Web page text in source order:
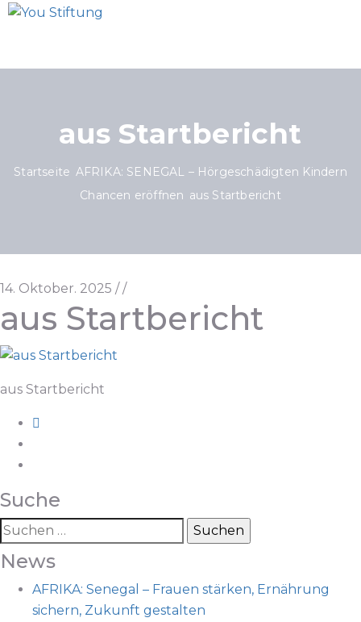
aus Startbericht
Startseite AFRIKA: SENEGAL – Hörgeschädigten Kindern
Chancen eröffnen aus Startbericht
14. Oktober. 2025 / /
aus Startbericht
aus Startbericht
Suche
News
AFRIKA: Senegal – Frauen stärken, Ernährung
sichern, Zukunft gestalten